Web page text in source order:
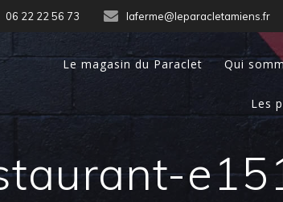
06 22 22 56 73 laferme@leparacletamiens.fr
Le magasin du Paraclet Qui
Les